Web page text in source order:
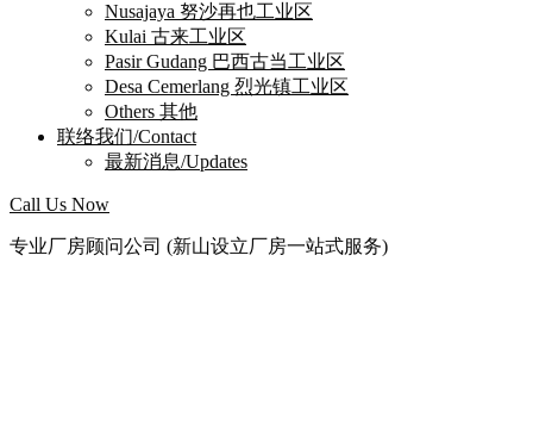
Nusajaya 努沙再也工业区
Kulai 古来工业区
Pasir Gudang 巴西古当工业区
Desa Cemerlang 烈光镇工业区
Others 其他
联络我们/Contact
最新消息/Updates
Call Us Now
专业厂房顾问公司 (新山设立厂房一站式服务)